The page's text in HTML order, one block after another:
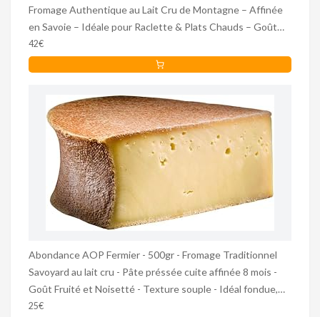
Fromage Authentique au Lait Cru de Montagne – Affinée
en Savoie – Idéale pour Raclette & Plats Chauds – Goût
Fruité & Fondant - Premium
42€
Abondance AOP Fermier - 500gr - Fromage Traditionnel
Savoyard au lait cru - Pâte préssée cuite affinée 8 mois -
Goût Fruité et Noisetté - Texture souple - Idéal fondue,
raclette, gratins, plateau.
25€